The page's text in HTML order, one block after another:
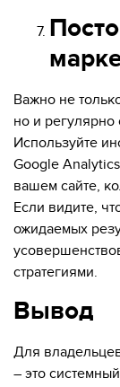
Важно не
но и регулярно
Используйте
Google
вашем сайте,
Если видите,
ожидаемых
стратегиями.
Вывод
Для
– это